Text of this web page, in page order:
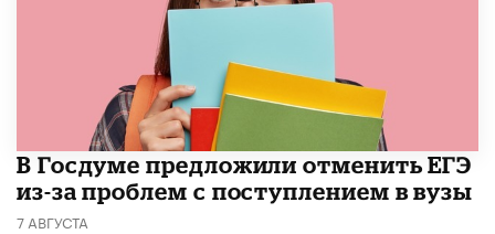
В Госдуме предложили отменить ЕГЭ
из-за проблем с поступлением в вузы
7 АВГУСТА